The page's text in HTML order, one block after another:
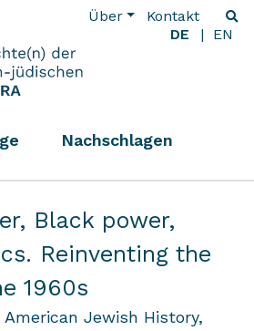
Über
Kontakt
DE
EN
Nachschlagen
Black power,
Reinventing the
1960s
American Jewish History,